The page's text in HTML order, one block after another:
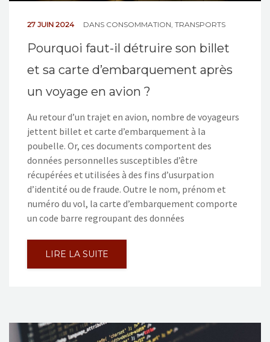
27 JUIN 2024 DANS CONSOMMATION TRANSPORTS
Pourquoi faut-il détruire son billet
et sa carte d’embarquement après
un voyage en avion ?
Au retour d’un trajet en avion, nombre de voyageurs
jettent billet et carte d’embarquement à la
poubelle. Or, ces documents comportent des
données personnelles susceptibles d’être
récupérées et utilisées à des fins d’usurpation
d’identité ou de fraude. Outre le nom, prénom et
numéro du vol, la carte d’embarquement comporte
un code barre regroupant des données
LIRE LA SUITE